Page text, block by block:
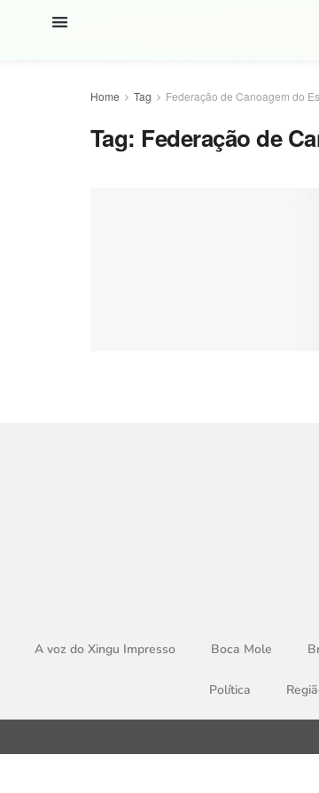
Home Tag Federação de Canoagem do
Tag: Federação de
A voz do Xingu Impresso Boca Mole
Política